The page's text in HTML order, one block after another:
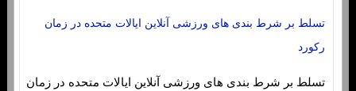
تسلط بر شرط بندی های ورزشی آنلاین ایالات متحده در زمان
رکورد
تسلط بر شرط بندی های ورزشی آنلاین ایالات متحده در زمان